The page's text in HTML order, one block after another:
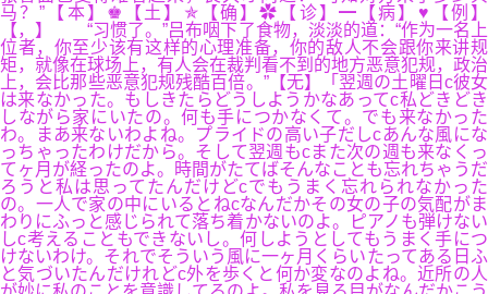
马？”【本】♚【土】✯【确】✿【诊】━【病】♥【例】
【，】 “习惯了。”吕布咽下了食物，淡淡的道：“作为一名上
位者，你至少该有这样的心理准备，你的敌人不会跟你来讲规
矩，就像在球场上，有人会在裁判看不到的地方恶意犯规，政治
上，会比那些恶意犯规残酷百倍。”【无】「翌週の土曜日c彼女
は来なかった。もしきたらどうしようかなあってc私どきどき
しながら家にいたの。何も手につかなくて。でも来なかった
わ。まあ来ないわよね。プライドの高い子だしcあんな風にな
っちゃったわけだから。そして翌週もcまた次の週も来なくっ
てヶ月が経ったのよ。時間がたてばそんなことも忘れちゃうだ
ろうと私は思ってたんだけどcでもうまく忘れられなかった
の。一人で家の中にいるとねcなんだかその女の子の気配がま
わりにふっと感じられて落ち着かないのよ。ピアノも弾けない
しc考えることもできないし。何しようとしてもうまく手につ
けないわけ。それでそういう風に一ヶ月くらいたってある日ふ
と気づいたんだけれどc外を歩くと何か変なのよね。近所の人